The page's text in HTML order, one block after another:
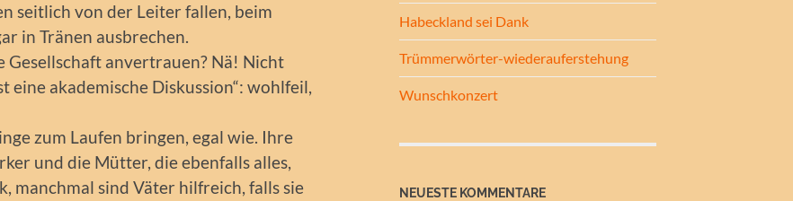
seitlich von der Leiter fallen, beim
in Tränen ausbrechen.
Gesellschaft anvertrauen? Nä! Nicht
eine akademische Diskussion“: wohlfeil,
zum Laufen bringen, egal wie. Ihre
und die Mütter, die ebenfalls alles,
manchmal sind Väter hilfreich, falls sie
Habeckland sei Dank
Trümmerwörter-wiederauferstehung
Wunschkonzert
NEUESTE KOMMENTARE